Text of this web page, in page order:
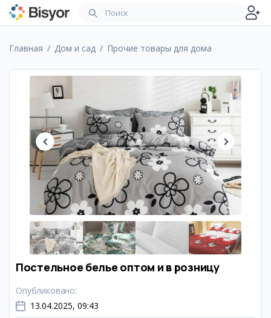
Главная Дом и сад Прочие товары для дома
Постельное белье оптом и в розницу
Опубликовано:
13.04.2025, 09:43